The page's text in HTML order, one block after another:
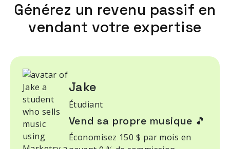
Générez un revenu passif en
vendant votre expertise
Jake
Étudiant
Vend sa propre musique 🎵
Économisez 150 $ par mois en